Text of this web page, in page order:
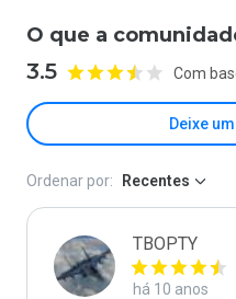
O que a
3.5 Com
Deixe
Ordenar por: Recentes
TBOPTY
há 10 anos